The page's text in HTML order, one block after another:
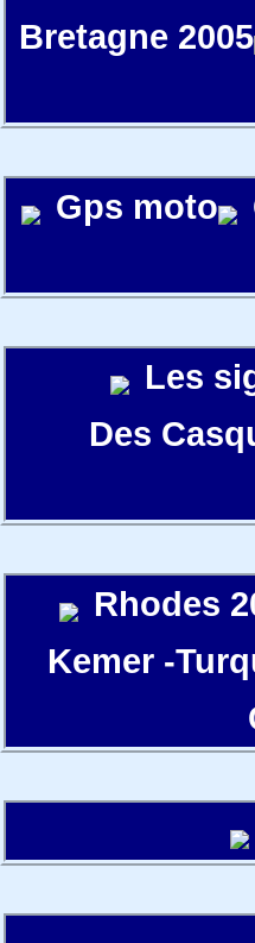
Bretagne 2005
Gps moto
Les
Des
Rhodes
Kemer -